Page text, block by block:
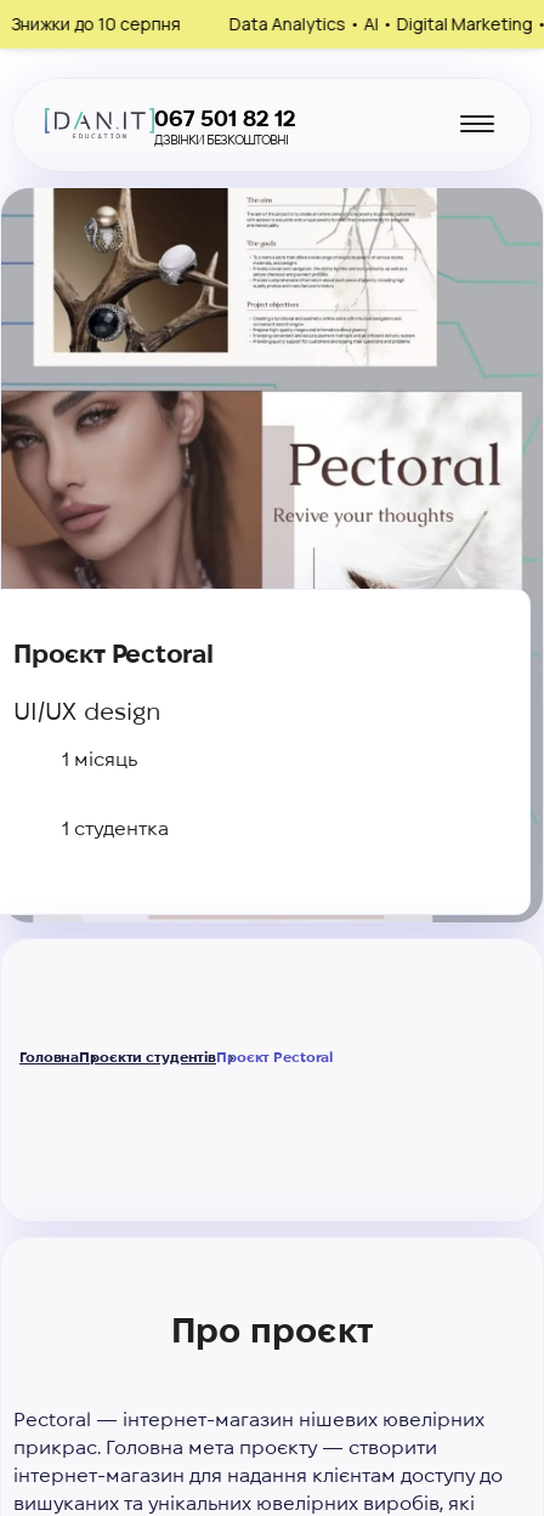
до 10 серпня Data Analytics • AI • Digital Marketing • HR
067 501 82 12
ДЗВІНКИ БЕЗКОШТОВНІ
Проєкт Pectoral
UI/UX design
1 місяць
1 студентка
ГоловнаПроєкти студентівПроєкт Pectoral
Про проєкт
Pectoral — інтернет-магазин нішевих ювелірних
прикрас. Головна мета проєкту — створити
інтернет-магазин для надання клієнтам доступу до
вишуканих та унікальних ювелірних виробів, які